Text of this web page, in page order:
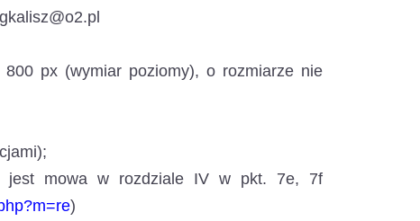
px (wymiar poziomy), o rozmiarze nie
jest mowa w rozdziale IV w pkt. 7e, 7f
)